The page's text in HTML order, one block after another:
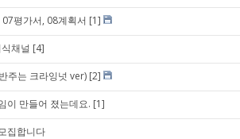
평가서, 08계획서 [1]
채널 [4]
주는 크라잉넛 ver) [2]
이 만들어 졌는데요. [1]
집합니다